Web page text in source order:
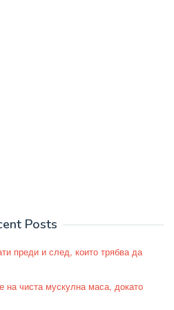
Posts
преди и след, които трябва да
чиста мускулна маса, докато